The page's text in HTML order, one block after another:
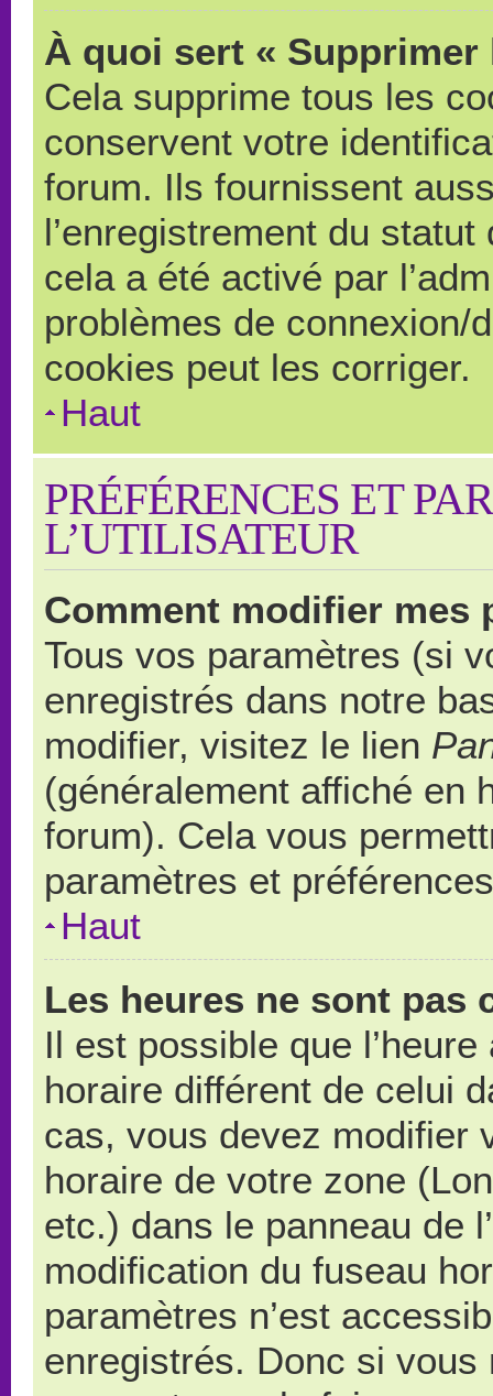
À quoi sert «
Cela supprime tous les
conservent votre
forum. Ils fournissent
l’enregistrement du
cela a été activé par
problèmes de connexion/
cookies peut les corriger.
Haut
PRÉFÉRENCES ET
L’UTILISATEUR
Comment modifier mes
Tous vos paramètres (si
enregistrés dans notre
modifier, visitez le lien
(généralement affiché en
forum). Cela vous
paramètres et
Haut
Les heures ne sont pas
Il est possible que
horaire différent de celui
cas, vous devez modifier
horaire de votre zone
etc.) dans le panneau de
modification du fuseau
paramètres n’est
enregistrés. Donc si vous